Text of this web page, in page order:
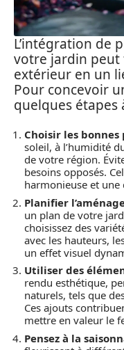
L’intégration de
votre jardin peut
extérieur en un
Pour concevoir
quelques étapes
Choisir les bonnes
soleil, à l’humidité
de votre région.
besoins opposés.
harmonieuse et une
Planifier
un plan de votre
choisissez des
avec les hauteurs,
un effet visuel
Utiliser des
rendu esthétique,
naturels, tels que
Ces ajouts
mettre en valeur le
Pensez à la